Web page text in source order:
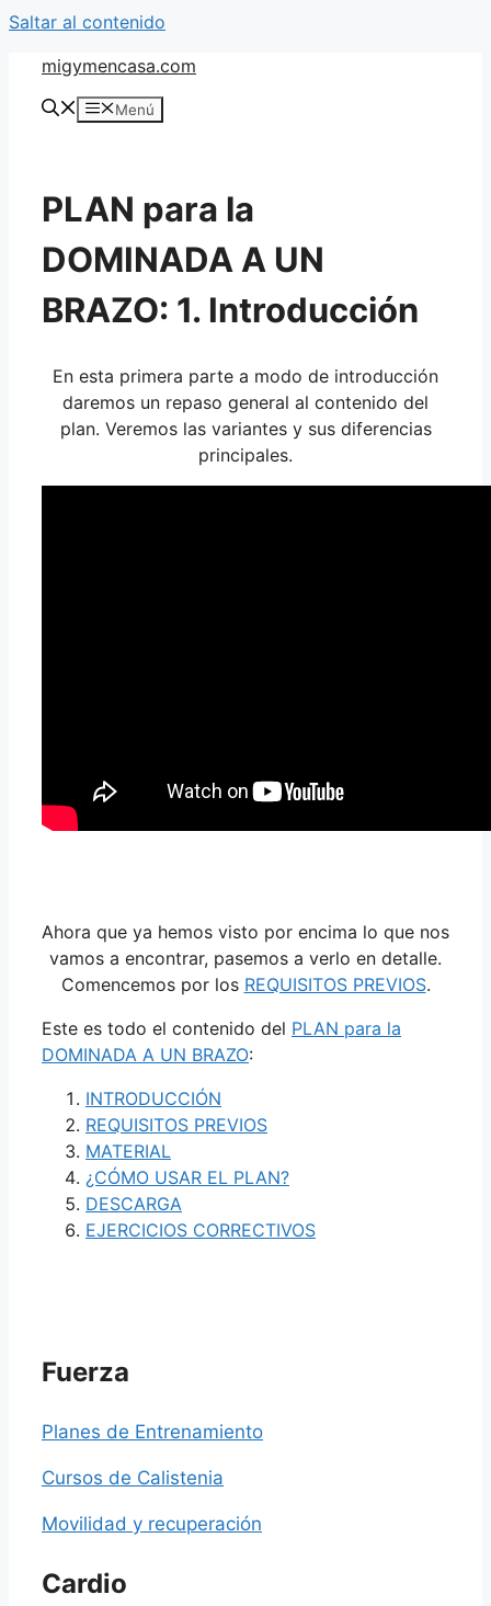
Saltar al contenido
migymencasa.com
Menú
PLAN para la
DOMINADA A UN
BRAZO: 1. Introducción
En esta primera parte a modo de introducción
daremos un repaso general al contenido del
plan. Veremos las variantes y sus diferencias
principales.
Ahora que ya hemos visto por encima lo que nos
vamos a encontrar, pasemos a verlo en detalle.
Comencemos por los REQUISITOS PREVIOS.
Este es todo el contenido del PLAN para la
DOMINADA A UN BRAZO:
INTRODUCCIÓN
REQUISITOS PREVIOS
MATERIAL
¿CÓMO USAR EL PLAN?
DESCARGA
EJERCICIOS CORRECTIVOS
Fuerza
Planes de Entrenamiento
Cursos de Calistenia
Movilidad y recuperación
Cardio